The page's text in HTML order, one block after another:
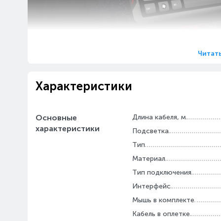
С устройствами Bloody вы реагируете
ни одного шанса на
Характеристики
Основные
характеристики
Длина кабеля, м
Подсветка
Тип
Материал
Тип подключения
Интерфейс
Мышь в комплекте
Кабель в оплетке